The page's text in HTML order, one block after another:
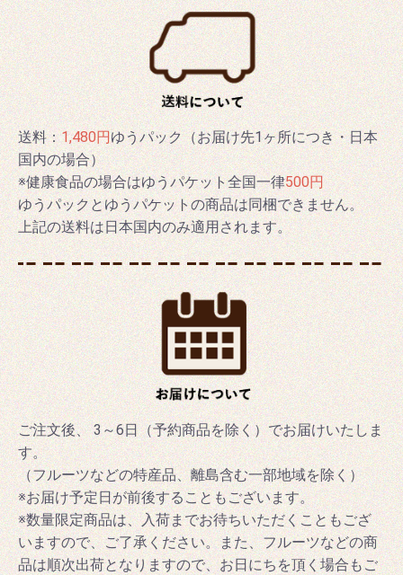
送料：1,480円ゆうパック（お届け先1ヶ所につき・日本
国内の場合）
※健康食品の場合はゆうパケット全国一律500円
ゆうパックとゆうパケットの商品は同梱できません。
上記の送料は日本国内のみ適用されます。
ご注文後、 3～6日（予約商品を除く）でお届けいたしま
す。
（フルーツなどの特産品、離島含む一部地域を除く）
※お届け予定日が前後することもございます。
※数量限定商品は、入荷までお待ちいただくこともござ
いますので、ご了承ください。また、フルーツなどの商
品は順次出荷となりますので、お日にちを頂く場合もご